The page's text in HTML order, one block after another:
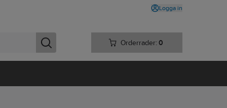
Logga in
Orderrader: 0